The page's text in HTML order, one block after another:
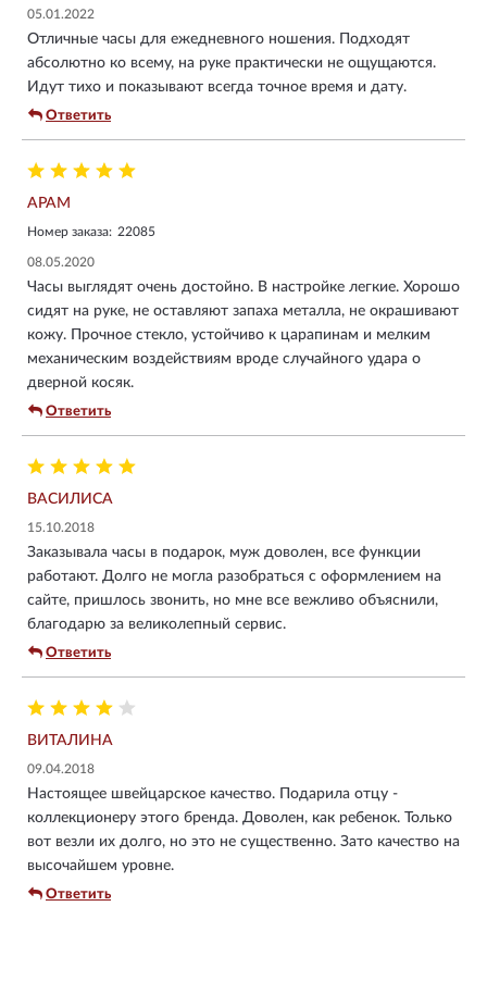
05.01.2022
Отличные часы для ежедневного ношения. Подходят
абсолютно ко всему, на руке практически не ощущаются.
Идут тихо и показывают всегда точное время и дату.
Ответить
АРАМ
Номер заказа: 22085
08.05.2020
Часы выглядят очень достойно. В настройке легкие. Хорошо
сидят на руке, не оставляют запаха металла, не окрашивают
кожу. Прочное стекло, устойчиво к царапинам и мелким
механическим воздействиям вроде случайного удара о
дверной косяк.
Ответить
ВАСИЛИСА
15.10.2018
Заказывала часы в подарок, муж доволен, все функции
работают. Долго не могла разобраться с оформлением на
сайте, пришлось звонить, но мне все вежливо объяснили,
благодарю за великолепный сервис.
Ответить
ВИТАЛИНА
09.04.2018
Настоящее швейцарское качество. Подарила отцу -
коллекционеру этого бренда. Доволен, как ребенок. Только
вот везли их долго, но это не существенно. Зато качество на
высочайшем уровне.
Ответить